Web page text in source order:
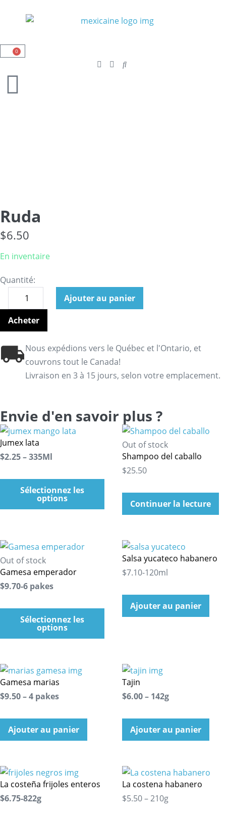
0
Ruda
$6.50
En inventaire
Quantité:
Ajouter au panier
Acheter
Nous expédions vers le Québec et l'Ontario, et
couvrons tout le Canada!
Livraison en 3 à 15 jours, selon votre emplacement.
Envie d'en savoir plus ?
Jumex lata
$2.25 – 335Ml
Sélectionnez les
options
Out of stock
Shampoo del caballo
$25.50
Continuer la lecture
Out of stock
Gamesa emperador
$9.70-6 pakes
Sélectionnez les
options
Salsa yucateco habanero
$7.10-120ml
Ajouter au panier
Gamesa marias
$9.50 – 4 pakes
Ajouter au panier
Tajin
$6.00 – 142g
Ajouter au panier
La costeña frijoles enteros
$6.75-822g
La costena habanero
$5.50 – 210g